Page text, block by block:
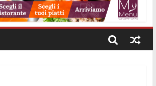
non fanno perdere la NASpI: le tutele
di genere
uno studio dell’Università di
intestinale